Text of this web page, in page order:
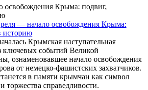
— начало освобождения Крыма:
историю
Крымская наступательная
событий Великой
ознаменовавшее начало освобождения
от немецко-фашистских захватчиков.
в памяти крымчан как символ
торжества справедливости.